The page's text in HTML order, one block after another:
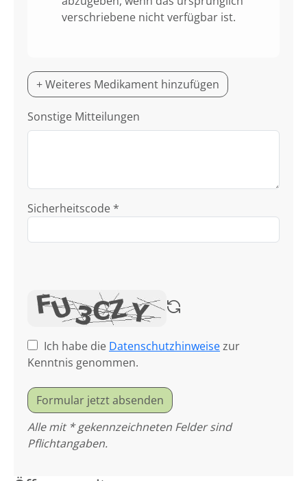
verschriebene nicht verfügbar ist.
+ Weiteres Medikament hinzufügen
Sonstige Mitteilungen
Sicherheitscode *
Ich habe die Datenschutzhinweisezur
Kenntnis genommen.
Formular jetzt absenden
Alle mit * gekennzeichneten Felder sind
Pflichtangaben.